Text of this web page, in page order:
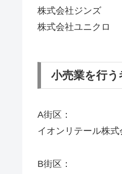
株式会社ジンズ
株式会社ユニクロ
小売業を行う
A街区：
イオンリテール株式
B街区：